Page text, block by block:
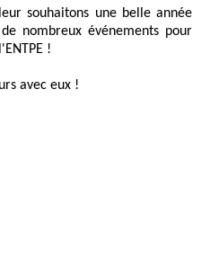
souhaitons une belle année
nombreux événements pour
!
avec eux !